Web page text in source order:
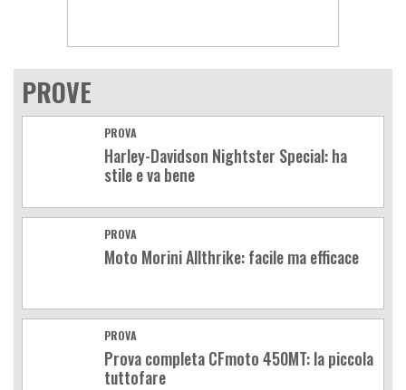
PROVE
PROVA
Harley-Davidson Nightster Special: ha
stile e va bene
PROVA
Moto Morini Allthrike: facile ma efficace
PROVA
Prova completa CFmoto 450MT: la piccola
tuttofare